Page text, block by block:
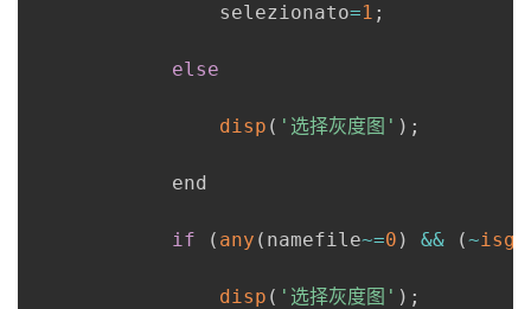
                selezionato
=1 ;
else
disp ( '选择灰度图' ) ;
            end
if ( any ( namefile~=0 ) && (~
disp ( '选择灰度图' ) ;